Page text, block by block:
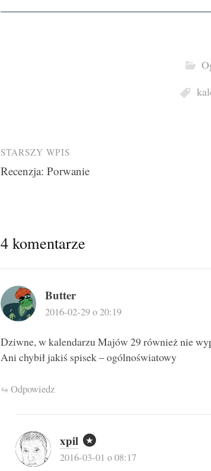
Post
navigation
STARSZY WPIS
Recenzja: Porwanie
4 komentarze
Butter
2016-02-29 o 20:19
Dziwne, w kalendarzu Majów 29 również nie
Ani chybił jakiś spisek – ogólnoświatowy
Odpowiedz
xpil
2016-03-01 o 08:17